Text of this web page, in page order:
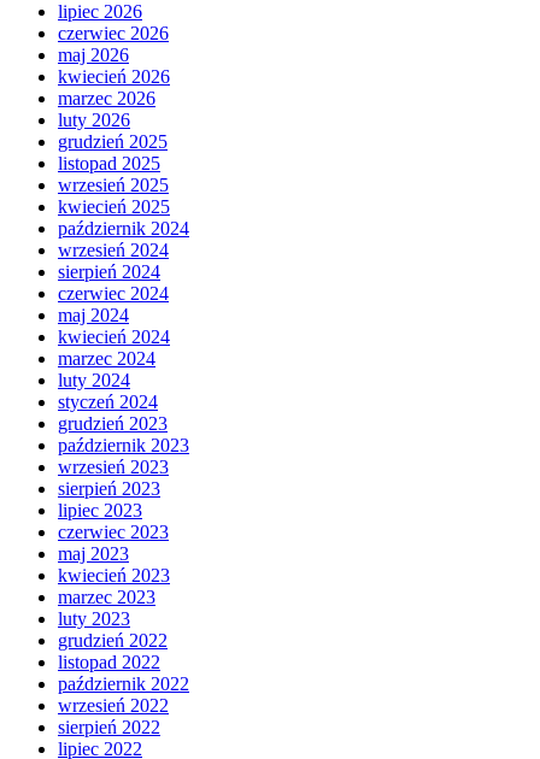
lipiec 2026
czerwiec 2026
maj 2026
kwiecień 2026
marzec 2026
luty 2026
grudzień 2025
listopad 2025
wrzesień 2025
kwiecień 2025
październik 2024
wrzesień 2024
sierpień 2024
czerwiec 2024
maj 2024
kwiecień 2024
marzec 2024
luty 2024
styczeń 2024
grudzień 2023
październik 2023
wrzesień 2023
sierpień 2023
lipiec 2023
czerwiec 2023
maj 2023
kwiecień 2023
marzec 2023
luty 2023
grudzień 2022
listopad 2022
październik 2022
wrzesień 2022
sierpień 2022
lipiec 2022